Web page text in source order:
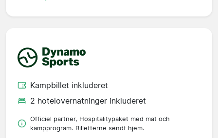
Kampbillet inkluderet
2 hotelovernatninger inkluderet
Officiel partner, Hospitalitypaket med mat och
kampprogram. Billetterne sendt hjem.